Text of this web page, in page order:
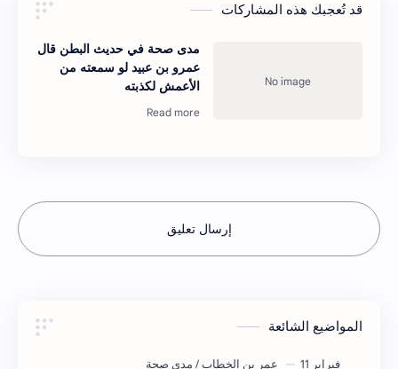
قد تُعجبك هذه المشاركات
مدى صحة في حديث البطن قال
عمرو بن عبيد لو سمعته من
الأعمش لكذبته
إرسال تعليق
المواضيع الشائعة